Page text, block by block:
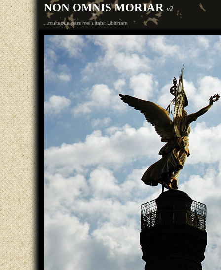
NON OMNIS MORIAR v2
...multaque pars mei uitabit Libitinam